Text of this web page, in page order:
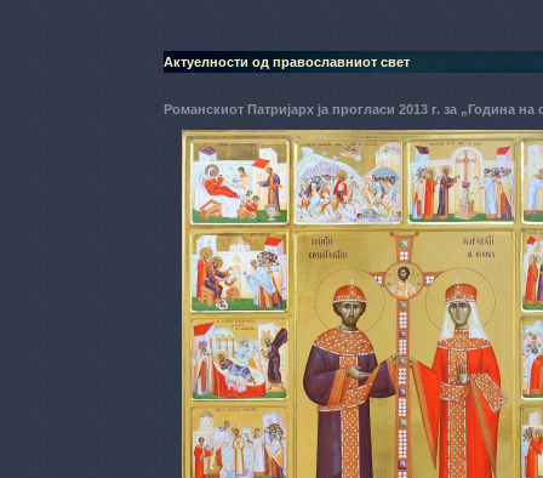
Актуелности од православниот свет
Романскиот Патријарх ја прогласи 2013 г. за „Година